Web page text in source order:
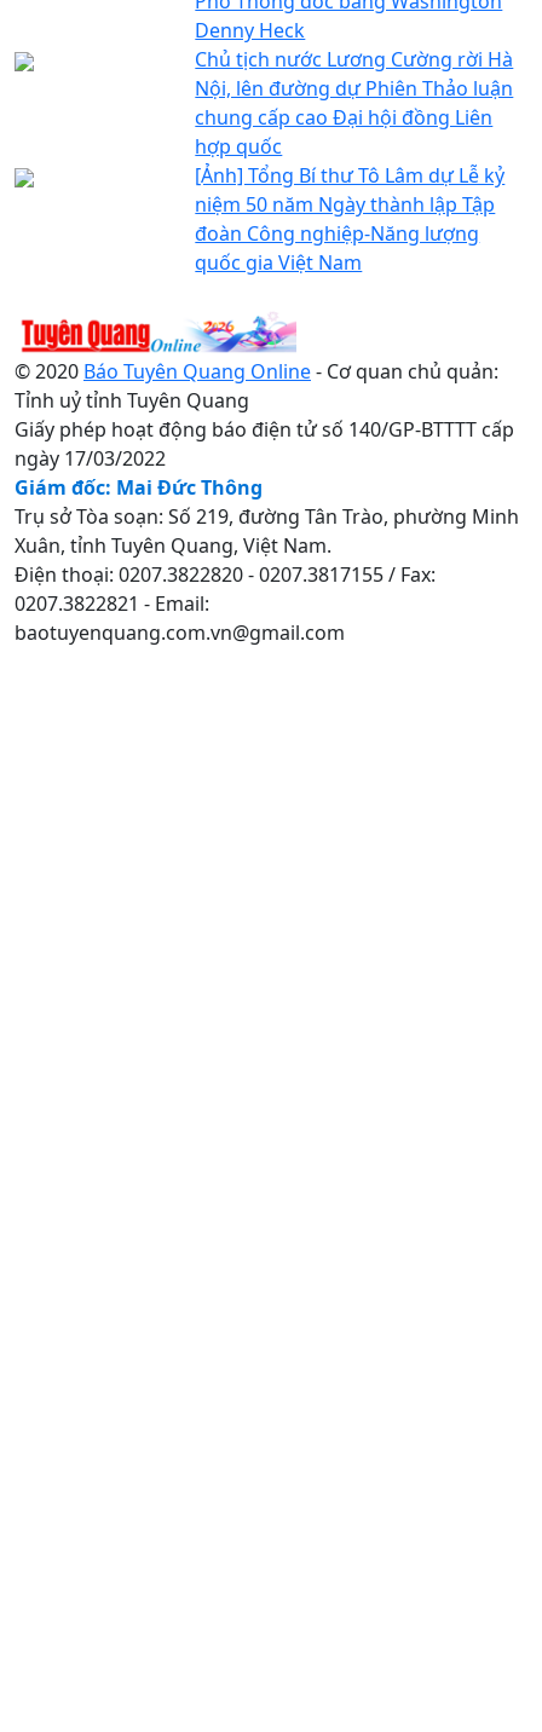
Denny Heck
Chủ tịch nước Lương Cường rời Hà
Nội, lên đường dự Phiên Thảo luận
chung cấp cao Đại hội đồng Liên
hợp quốc
[Ảnh] Tổng Bí thư Tô Lâm dự Lễ kỷ
niệm 50 năm Ngày thành lập Tập
đoàn Công nghiệp-Năng lượng
quốc gia Việt Nam
© 2020 Báo Tuyên Quang Online- Cơ quan chủ quản:
Tỉnh uỷ tỉnh Tuyên Quang
Giấy phép hoạt động báo điện tử số 140/GP-BTTTT cấp
ngày 17/03/2022
Giám đốc: Mai Đức Thông
Trụ sở Tòa soạn: Số 219, đường Tân Trào, phường Minh
Xuân, tỉnh Tuyên Quang, Việt Nam.
Điện thoại: 0207.3822820 - 0207.3817155 / Fax:
0207.3822821 - Email:
baotuyenquang.com.vn@gmail.com